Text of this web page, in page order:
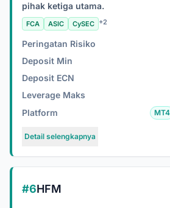
pihak ketiga utama.
FCA ASIC CySEC +2
Peringatan Risiko
Deposit Min
Deposit ECN
Leverage Maks
Platform MT4
Detail selengkapnya
#6HFM